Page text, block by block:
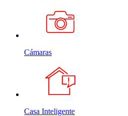
Cámaras
Casa Inteligente